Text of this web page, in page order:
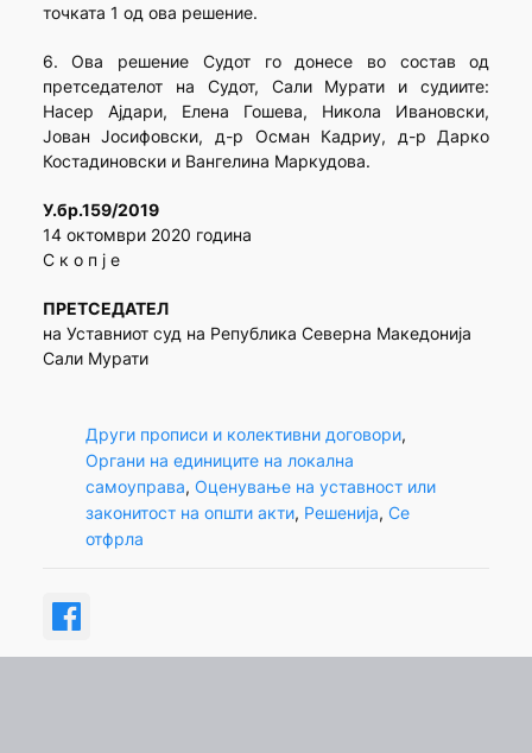
точката 1 од ова решение.
6. Ова решение Судот го донесе во состав од
претседателот на Судот, Сали Мурати и судиите:
Насер Ајдари, Елена Гошева, Никола Ивановски,
Јован Јосифовски, д-р Осман Кадриу, д-р Дарко
Костадиновски и Вангелина Маркудова.
У.бр.159/2019
14 октомври 2020 година
С к о п ј е
ПРЕТСЕДАТЕЛ
на Уставниот суд на Република Северна Македонија
Сали Мурати
Други прописи и колективни договори
Органи на единиците на локална
самоуправа, Оценување на уставност или
законитост на општи акти, Решенија, Се
отфрла